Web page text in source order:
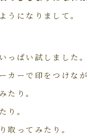
うになりまして。
っぱい試しました。
カーで印をつけな
たり。
り。
取ってみたり。